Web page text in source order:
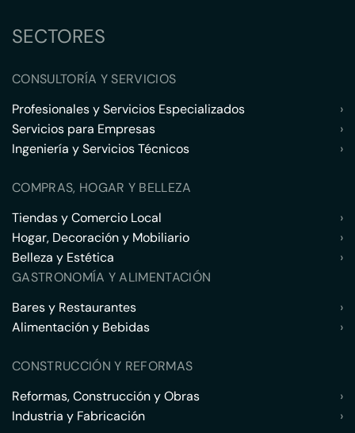
SECTORES
CONSULTORÍA Y SERVICIOS
Profesionales y Servicios Especializados
›
Servicios para Empresas
›
Ingeniería y Servicios Técnicos
›
COMPRAS, HOGAR Y BELLEZA
Tiendas y Comercio Local
›
Hogar, Decoración y Mobiliario
›
Belleza y Estética
›
GASTRONOMÍA Y ALIMENTACIÓN
Bares y Restaurantes
›
Alimentación y Bebidas
›
CONSTRUCCIÓN Y REFORMAS
Reformas, Construcción y Obras
›
Industria y Fabricación
›